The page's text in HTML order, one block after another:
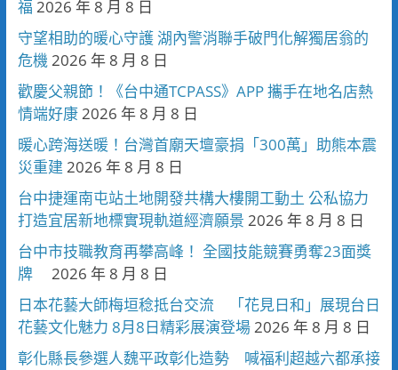
福 2026 年 8 月 8 日
守望相助的暖心守護 湖內警消聯手破門化解獨居翁的
危機2026 年 8 月 8 日
歡慶父親節！《台中通TCPASS》APP 攜手在地名店熱
情端好康2026 年 8 月 8 日
暖心跨海送暖！台灣首廟天壇豪捐「300萬」助熊本震
災重建 2026 年 8 月 8 日
台中捷運南屯站土地開發共構大樓開工動土 公私協力
打造宜居新地標實現軌道經濟願景 2026 年 8 月 8 日
台中市技職教育再攀高峰！ 全國技能競賽勇奪23面獎
牌
2026 年 8 月 8 日
日本花藝大師梅垣稔抵台交流 「花見日和」展現台日
花藝文化魅力 8月8日精彩展演登場2026 年 8 月 8 日
彰化縣長參選人魏平政彰化造勢 喊福利超越六都承接